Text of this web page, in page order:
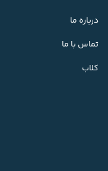
درباره ما
تماس با ما
کلاب